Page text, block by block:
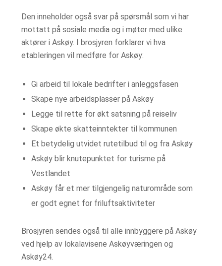
Den inneholder også svar på spørsmål som vi har
mottatt på sosiale media og i møter med ulike
aktører i Askøy. I brosjyren forklarer vi hva
etableringen vil medføre for Askøy:
Gi arbeid til lokale bedrifter i anleggsfasen
Skape nye arbeidsplasser på Askøy
Legge til rette for økt satsning på reiseliv
Skape økte skatteinntekter til kommunen
Et betydelig utvidet rutetilbud til og fra Askøy
Askøy blir knutepunktet for turisme på
Vestlandet
Askøy får et mer tilgjengelig naturområde som
er godt egnet for friluftsaktiviteter
Brosjyren sendes også til alle innbyggere på Askøy
ved hjelp av lokalavisene Askøyværingen og
Askøy24.